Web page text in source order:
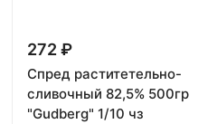
272 ₽
Спред раститетельно-
сливочный 82,5% 500гр
"Gudberg" 1/10 чз